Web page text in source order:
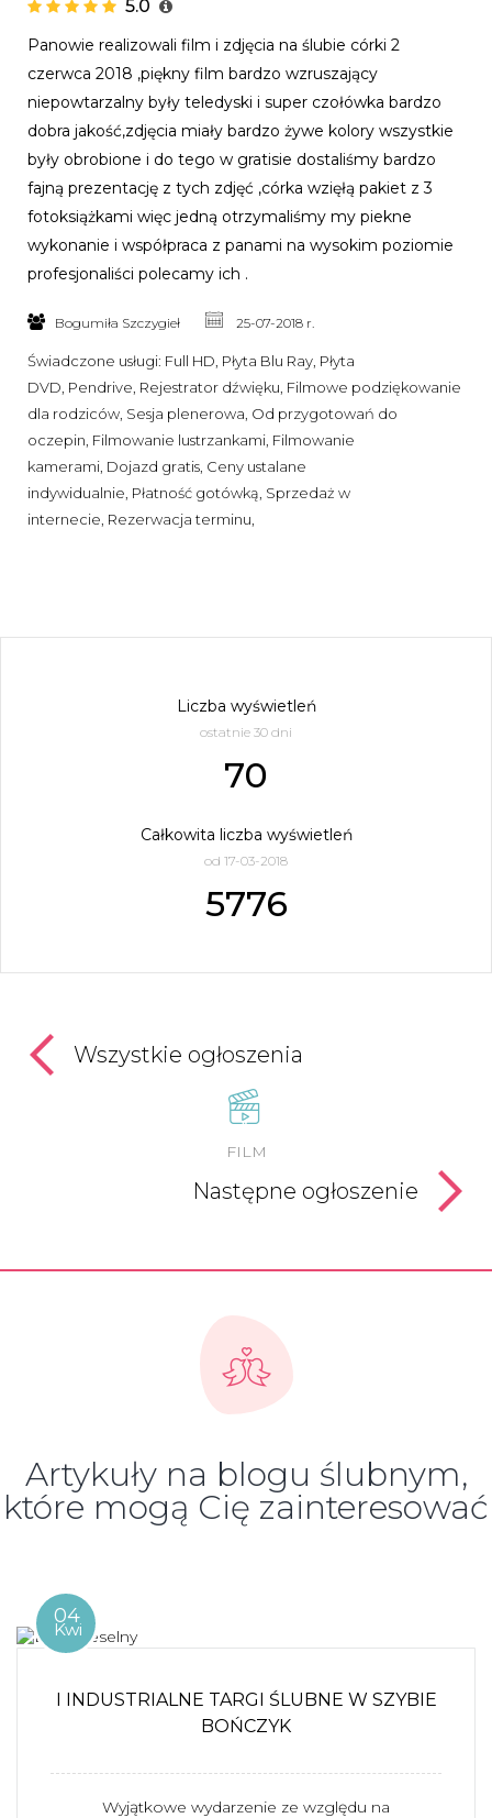
5.0
Panowie realizowali film i zdjęcia na ślubie córki 2
czerwca 2018 ,piękny film bardzo wzruszający
niepowtarzalny były teledyski i super czołówka bardzo
dobra jakość,zdjęcia miały bardzo żywe kolory wszystkie
były obrobione i do tego w gratisie dostaliśmy bardzo
fajną prezentację z tych zdjęć ,córka wzięłą pakiet z 3
fotoksiążkami więc jedną otrzymaliśmy my piekne
wykonanie i współpraca z panami na wysokim poziomie
profesjonaliści polecamy ich .
Bogumiła Szczygieł 25-07-2018 r.
Świadczone usługi: Full HD, Płyta Blu Ray, Płyta
DVD, Pendrive, Rejestrator dźwięku, Filmowe podziękowanie
dla rodziców, Sesja plenerowa, Od przygotowań do
oczepin, Filmowanie lustrzankami, Filmowanie
kamerami, Dojazd gratis, Ceny ustalane
indywidualnie, Płatność gotówką, Sprzedaż w
internecie, Rezerwacja terminu,
Liczba wyświetleń
ostatnie 30 dni
70
Całkowita liczba wyświetleń
od 17-03-2018
5776
Wszystkie ogłoszenia
FILM
Następne ogłoszenie
Artykuły na blogu ślubnym,
które mogą Cię zainteresować
04
Kwi
I INDUSTRIALNE TARGI ŚLUBNE W SZYBIE
BOŃCZYK
Wyjątkowe wydarzenie ze względu na